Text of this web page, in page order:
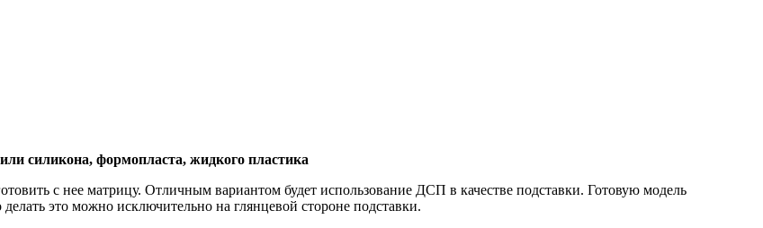
силикона, формопласта, жидкого пластика
с нее матрицу. Отличным вариантом будет использование ДСП в качестве подставки. Готовую модель
это можно исключительно на глянцевой стороне подставки.